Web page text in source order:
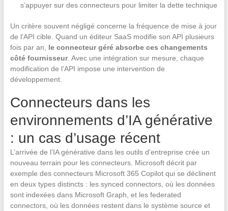
s’appuyer sur des connecteurs pour limiter la dette technique
Un critère souvent négligé concerne la fréquence de mise à jour
de l’API cible. Quand un éditeur SaaS modifie son API plusieurs
fois par an, le connecteur géré absorbe ces changements
côté fournisseur. Avec une intégration sur mesure, chaque
modification de l’API impose une intervention de
développement.
Connecteurs dans les
environnements d’IA générative
: un cas d’usage récent
L’arrivée de l’IA générative dans les outils d’entreprise crée un
nouveau terrain pour les connecteurs. Microsoft décrit par
exemple des connecteurs Microsoft 365 Copilot qui se déclinent
en deux types distincts : les synced connectors, où les données
sont indexées dans Microsoft Graph, et les federated
connectors, où les données restent dans le système source et